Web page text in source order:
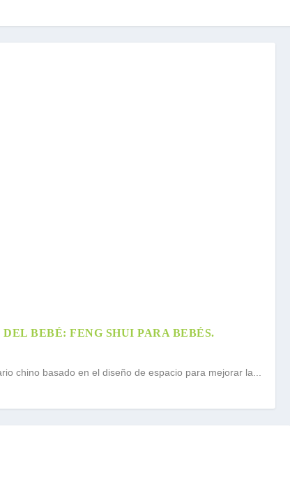
BEBÉ: FENG SHUI PARA BEBÉS.
chino basado en el diseño de espacio para mejorar la...